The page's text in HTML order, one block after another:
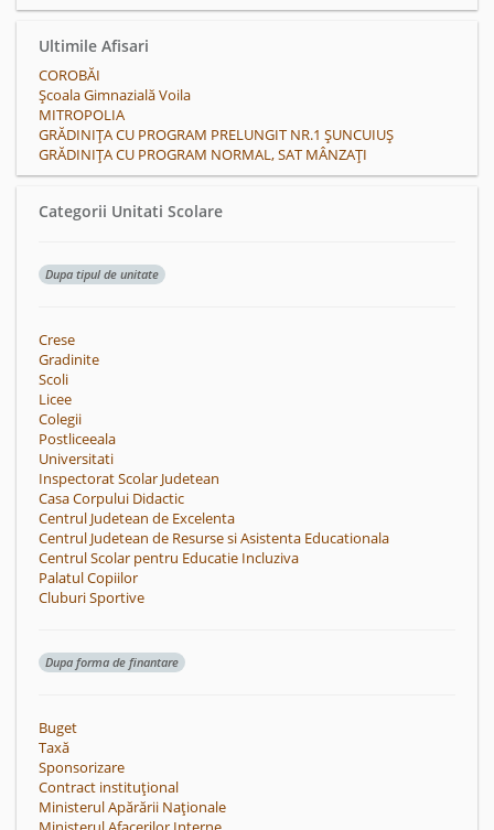
Ultimile Afisari
COROBĂI
Școala Gimnazială Voila
MITROPOLIA
GRĂDINIŢA CU PROGRAM PRELUNGIT NR.1 ŞUNCUIUŞ
GRĂDINIȚA CU PROGRAM NORMAL, SAT MÂNZAȚI
Categorii Unitati Scolare
Dupa tipul de unitate
Crese
Gradinite
Scoli
Licee
Colegii
Postliceeala
Universitati
Inspectorat Scolar Judetean
Casa Corpului Didactic
Centrul Judetean de Excelenta
Centrul Judetean de Resurse si Asistenta Educationala
Centrul Scolar pentru Educatie Incluziva
Palatul Copiilor
Cluburi Sportive
Dupa forma de finantare
Buget
Taxă
Sponsorizare
Contract instituțional
Ministerul Apărării Naționale